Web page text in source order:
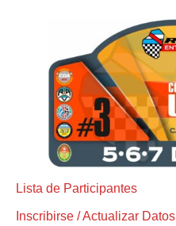
Lista de Participantes
Inscribirse / Actualizar Datos